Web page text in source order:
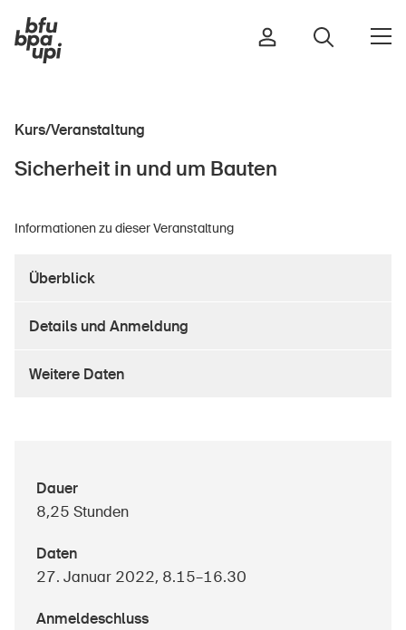
Sport & Bewegung
Gebäude & Anlagen
In der Kindheit
In der Schule
Über die BFU
Medien
Politik
Sinus Plus
Kampagnen
Kurs/Veranstaltung
Sicherheit in und um Bauten
Informationen zu dieser Veranstaltung
Überblick
Details und Anmeldung
Weitere Daten
Dauer
8,25 Stunden
Daten
27. Januar 2022, 8.15–16.30
Anmeldeschluss